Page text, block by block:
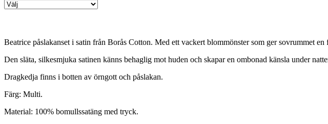
Beatrice påslakanset i satin från Borås Cotton. Med ett vackert blommönster som ger sovrummet en
Den släta, silkesmjuka satinen känns behaglig mot huden och skapar en ombonad känsla under
Dragkedja finns i botten av örngott och påslakan.
Färg: Multi.
Material: 100% bomullssatäng med tryck.